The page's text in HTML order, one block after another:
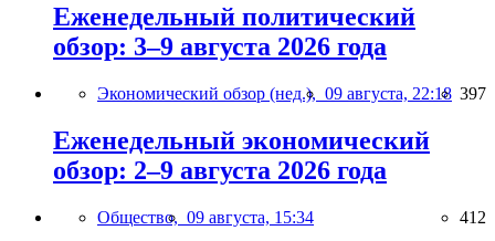
Еженедельный политический
обзор: 3–9 августа 2026 года
Экономический обзор (нед.), 09 августа, 22:18 397
Еженедельный экономический
обзор: 2–9 августа 2026 года
Общество, 09 августа, 15:34 412